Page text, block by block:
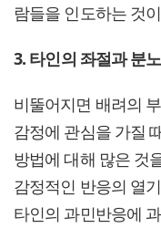
람들을 인도하는 것
3. 타인의 좌절과 분
비뚤어지면 배려의
감정에 관심을 가질
방법에 대해 많은 것
감정적인 반응의 열
타인의 과민반응에